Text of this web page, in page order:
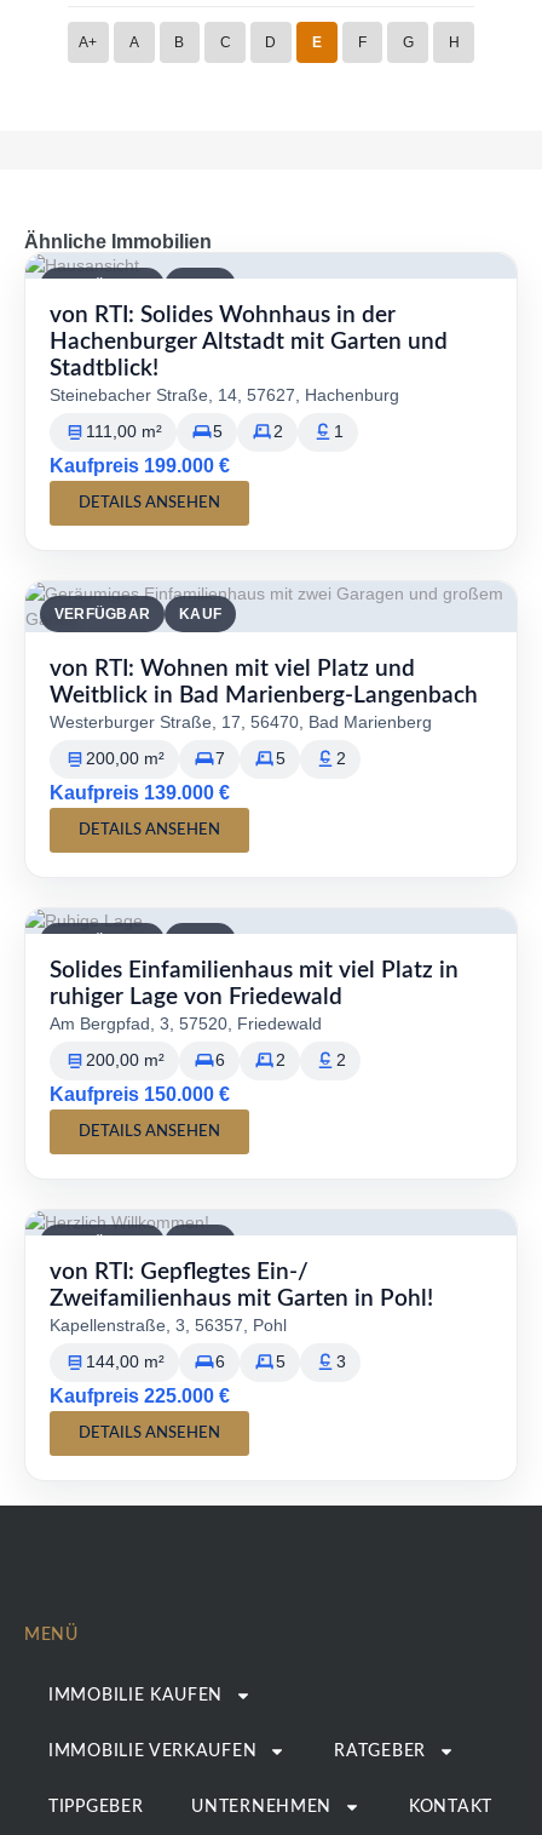
A+ A B C D E F G H
Ähnliche Immobilien
von RTI: Solides Wohnhaus in der
Hachenburger Altstadt mit Garten und
Stadtblick!
Steinebacher Straße, 14, 57627, Hachenburg
111,00 m² 5 2 1
Kaufpreis 199.000 €
DETAILS ANSEHEN
VERFÜGBAR KAUF
von RTI: Wohnen mit viel Platz und
Weitblick in Bad Marienberg-Langenbach
Westerburger Straße, 17, 56470, Bad Marienberg
200,00 m² 7 5 2
Kaufpreis 139.000 €
DETAILS ANSEHEN
Solides Einfamilienhaus mit viel Platz in
ruhiger Lage von Friedewald
Am Bergpfad, 3, 57520, Friedewald
200,00 m² 6 2 2
Kaufpreis 150.000 €
DETAILS ANSEHEN
von RTI: Gepflegtes Ein-/
Zweifamilienhaus mit Garten in Pohl!
Kapellenstraße, 3, 56357, Pohl
144,00 m² 6 5 3
Kaufpreis 225.000 €
DETAILS ANSEHEN
MENÜ
IMMOBILIE KAUFEN
IMMOBILIE VERKAUFEN RATGEBER
TIPPGEBER UNTERNEHMEN KONTAKT